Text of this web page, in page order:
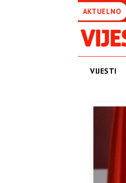
AKTUELNO
Obren Petrović: BN
VIJESTI